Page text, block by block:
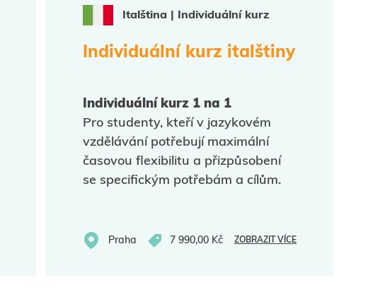
Italština | Individuální kurz
Individuální kurz italštiny
Individuální kurz 1 na 1
Pro studenty, kteří v jazykovém
vzdělávání potřebují maximální
časovou flexibilitu a přizpůsobení
se specifickým potřebám a cílům.
Praha 7 990,00 Kč ZOBRAZIT VÍCE